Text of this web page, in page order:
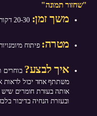
"שחזור תמונה"
משך זמן: 20-30 דקות | כמות משתתפים: 5-15
מטרה: פיתוח
איך לבצע? בוחרים
משתתף אחד יכול לראות
אותה בעזרת חומרים
ובעזרת הנחיה בדיבור